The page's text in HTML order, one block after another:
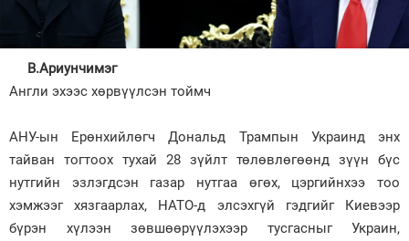
Нийгэм
Дэлхий
Энтертайнмэнт
В.Ариунчимэг
Англи эхээс хөрвүүлсэн тоймч
АНУ-ын Ерөнхийлөгч Дональд Трампын Украинд энх
тайван тогтоох тухай 28 зүйлт төлөвлөгөөнд зүүн бүс
нутгийн эзлэгдсэн газар нутгаа өгөх, цэргийнхээ тоо
хэмжээг хязгаарлах, НАТО-д элсэхгүй гэдгийг Киевээр
бүрэн хүлээн зөвшөөрүүлэхээр тусгасныг Украин,